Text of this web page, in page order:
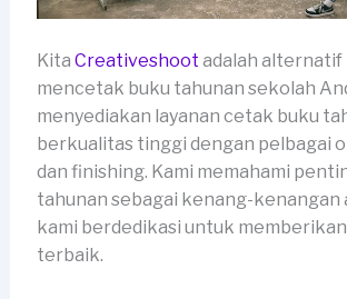
Kita Creativeshoot adalah alternatif
mencetak buku tahunan sekolah
menyediakan layanan cetak buku
berkualitas tinggi dengan pelbagai
dan finishing. Kami memahami
tahunan sebagai kenang-kenangan
kami berdedikasi untuk
terbaik.